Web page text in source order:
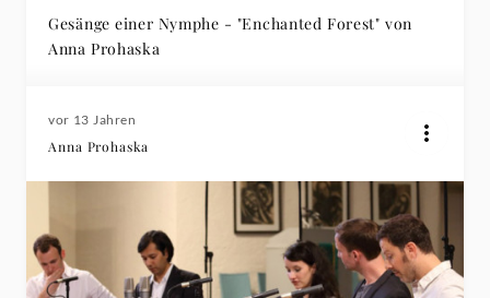
Gesänge einer Nymphe - "Enchanted Forest" von
Anna Prohaska
vor 13 Jahren
Anna Prohaska